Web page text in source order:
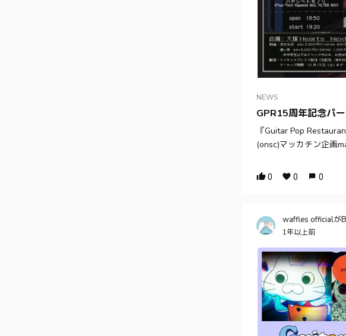
NEWS
GPR15周年記念パ
『Guitar Pop
(onsc)マッカチン企画
0 0 0
waffles officialが
1年以上前